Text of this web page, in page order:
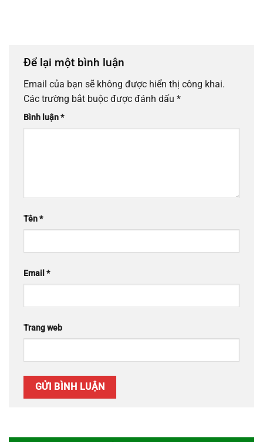
Để lại một bình luận
Email của bạn sẽ không được hiển thị công khai.
Các trường bắt buộc được đánh dấu *
Bình luận*
Tên*
Email *
Trang web